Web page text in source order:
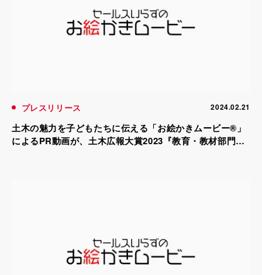
プレスリリース 2024.02.21
土木の魅力を子どもたちに伝える「お絵かきムービー®」
によるPR動画が、土木広報大賞2023『教育・教材部門』